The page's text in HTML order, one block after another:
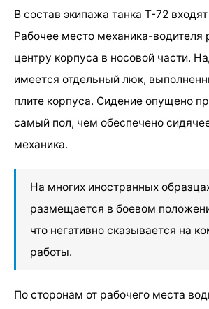
В состав экипажа танка Т-72
Рабочее место механика-
центру корпуса в носовой части.
имеется отдельный люк,
плите корпуса. Сидение опущено
самый пол, чем обеспечено
механика.
На многих иностранных
размещается в боевом
что негативно сказывается на
работы.
По сторонам от рабочего места